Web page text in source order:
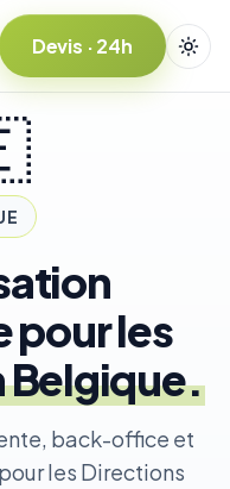
Devis · 24h
pour les
Belgique.
back-office et
les Directions